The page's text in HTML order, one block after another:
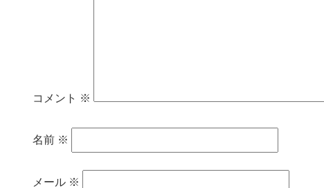
コメント ※
名前 ※
メール ※